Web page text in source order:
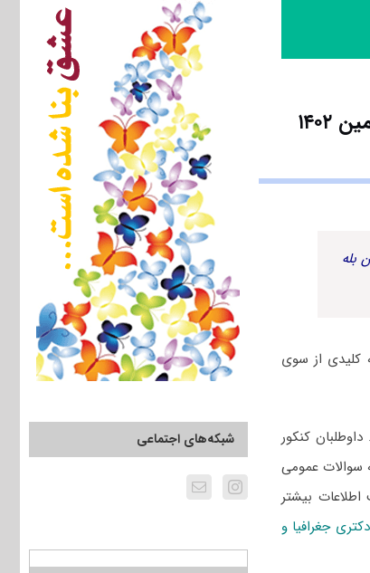
بله
سال 1402 به همراه پاسخنامه کلیدی از سوی
یازدهم اسفند ۱۴۰۱ برگزار شد. داوطلبان کنکور
سوالات عمومی
بیشتر
جغرافیا و
شبکه‌های اجتماعی